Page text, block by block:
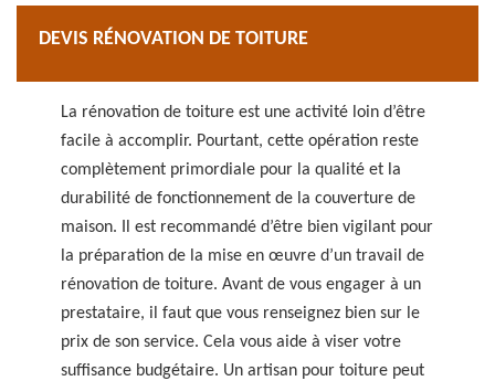
DEVIS RÉNOVATION DE TOITURE
La rénovation de toiture est une activité loin d’être
facile à accomplir. Pourtant, cette opération reste
complètement primordiale pour la qualité et la
durabilité de fonctionnement de la couverture de
maison. Il est recommandé d’être bien vigilant pour
la préparation de la mise en œuvre d’un travail de
rénovation de toiture. Avant de vous engager à un
prestataire, il faut que vous renseignez bien sur le
prix de son service. Cela vous aide à viser votre
suffisance budgétaire. Un artisan pour toiture peut